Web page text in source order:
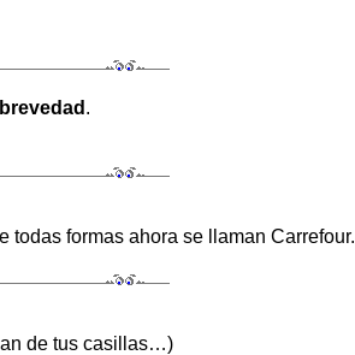
.
formas ahora se llaman Carrefour.
de tus casillas…)